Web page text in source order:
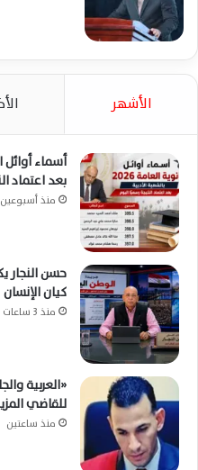
الأشهر
بعد اعتماد
منذ أسبوعين
حسن النجار
كيان الإنسان
منذ 3 ساعات
«العربية
للقاضي
منذ ساعتين